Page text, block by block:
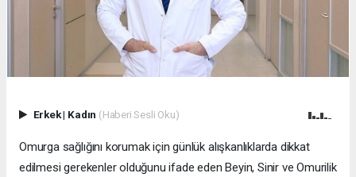
Erkek| Kadın (Haberi Sesli Oku)
Omurga sağlığını korumak için günlük alışkanlıklarda dikkat
edilmesi gerekenler olduğunu ifade eden Beyin, Sinir ve Omurilik